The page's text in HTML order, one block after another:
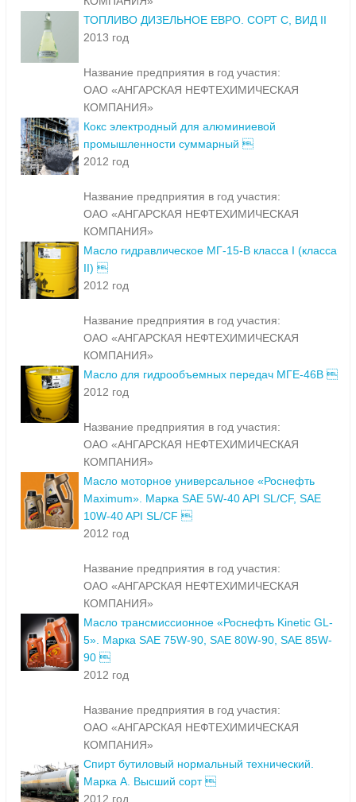
ТОПЛИВО ДИЗЕЛЬНОЕ ЕВРО. СОРТ С, ВИД II
2013 год
Название предприятия в год участия:
ОАО «АНГАРСКАЯ НЕФТЕХИМИЧЕСКАЯ
КОМПАНИЯ»
Кокс электродный для алюминиевой
промышленности суммарный 
2012 год
Название предприятия в год участия:
ОАО «АНГАРСКАЯ НЕФТЕХИМИЧЕСКАЯ
КОМПАНИЯ»
Масло гидравлическое МГ-15-В класса I (класса
II) 
2012 год
Название предприятия в год участия:
ОАО «АНГАРСКАЯ НЕФТЕХИМИЧЕСКАЯ
КОМПАНИЯ»
Масло для гидрообъемных передач МГЕ-46В 
2012 год
Название предприятия в год участия:
ОАО «АНГАРСКАЯ НЕФТЕХИМИЧЕСКАЯ
КОМПАНИЯ»
Масло моторное универсальное «Роснефть
Maximum». Марка SAE 5W-40 API SL/CF, SAE
10W-40 API SL/CF 
2012 год
Название предприятия в год участия:
ОАО «АНГАРСКАЯ НЕФТЕХИМИЧЕСКАЯ
КОМПАНИЯ»
Масло трансмиссионное «Роснефть Kinetic GL-
5». Марка SAE 75W-90, SAE 80W-90, SAE 85W-
90 
2012 год
Название предприятия в год участия:
ОАО «АНГАРСКАЯ НЕФТЕХИМИЧЕСКАЯ
КОМПАНИЯ»
Спирт бутиловый нормальный технический.
Марка А. Высший сорт 
2012 год